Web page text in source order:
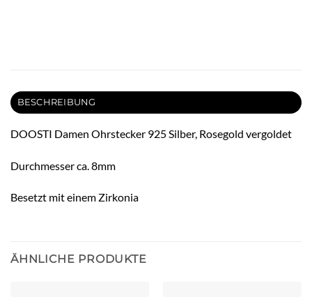
BESCHREIBUNG
DOOSTI Damen Ohrstecker 925 Silber, Rosegold vergoldet
Durchmesser ca. 8mm
Besetzt mit einem Zirkonia
ÄHNLICHE PRODUKTE